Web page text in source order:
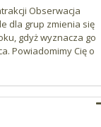
Obserwacja
dla grup zmienia się
gdyż wyznacza go
Powiadomimy Cię o